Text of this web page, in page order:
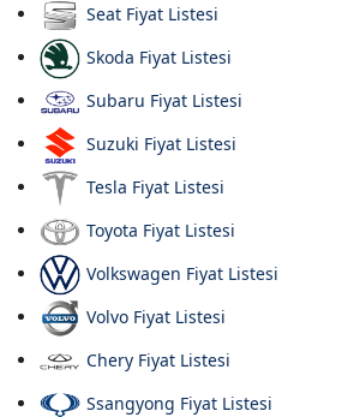
Seat Fiyat Listesi
Skoda Fiyat Listesi
Subaru Fiyat Listesi
Suzuki Fiyat Listesi
Tesla Fiyat Listesi
Toyota Fiyat Listesi
Volkswagen Fiyat Listesi
Volvo Fiyat Listesi
Chery Fiyat Listesi
Ssangyong Fiyat Listesi